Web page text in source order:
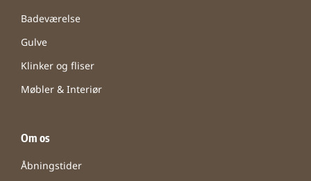
Badeværelse
Gulve
Klinker og fliser
Møbler & Interiør
Om os
Åbningstider